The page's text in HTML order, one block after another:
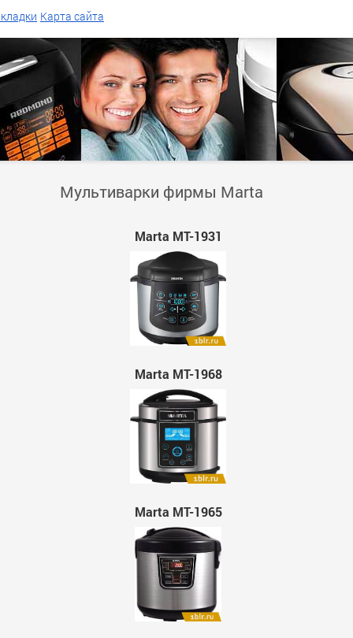
Мультиварки фирмы Marta
Marta MT-1931
Marta MT-1968
Marta MT-1965
Карта сайта